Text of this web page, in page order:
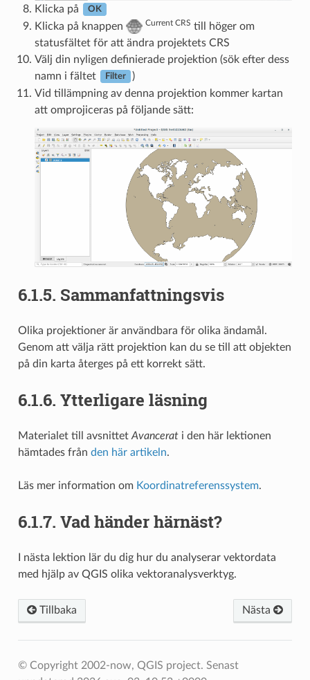
Klicka på OK
Klicka på knappen Current CRS till höger om
statusfältet för att ändra projektets CRS
Välj din nyligen definierade projektion (sök efter dess
namn i fältet
Filter
)
Vid tillämpning av denna projektion kommer kartan
att omprojiceras på följande sätt:
6.1.5. Sammanfattningsvis
Olika projektioner är användbara för olika ändamål.
Genom att välja rätt projektion kan du se till att objekten
på din karta återges på ett korrekt sätt.
6.1.6. Ytterligare läsning
Materialet till avsnittet Avancerati den här lektionen
hämtades från den här artikeln.
Läs mer information om Koordinatreferenssystem.
6.1.7. Vad händer härnäst?
I nästa lektion lär du dig hur du analyserar vektordata
med hjälp av QGIS olika vektoranalysverktyg.
Tillbaka Nästa
© Copyright 2002-now, QGIS project. Senast